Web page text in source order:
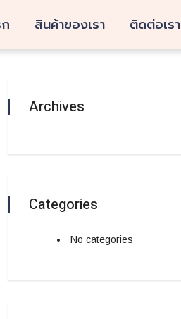
สินค้าของเรา ติดต่อเรา
Archives
Categories
No categories